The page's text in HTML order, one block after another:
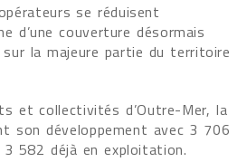
se réduisent
d’une couverture désormais
la majeure partie du territoire
et collectivités d’Outre-Mer, la
son développement avec 3 706
582 déjà en exploitation.